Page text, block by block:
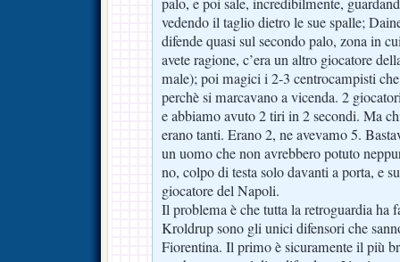
vedendo il taglio dietro le sue spalle;
difende quasi sul secondo palo, zona in
avete ragione, c’era un altro giocatore
male); poi magici i 2-3 centrocampisti
perchè si marcavano a vicenda. 2
e abbiamo avuto 2 tiri in 2 secondi. Ma
erano tanti. Erano 2, ne avevamo 5.
un uomo che non avrebbero potuto
no, colpo di testa solo davanti a porta, e
giocatore del Napoli.
Il problema è che tutta la retroguardia ha
Kroldrup sono gli unici difensori che
Fiorentina. Il primo è sicuramente il più